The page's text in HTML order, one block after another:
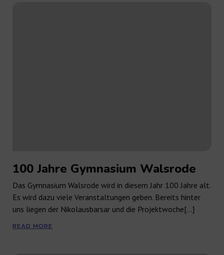
100 Jahre Gymnasium Walsrode
Das Gymnasium Walsrode wird in diesem Jahr 100 Jahre alt.
Es wird dazu viele Veranstaltungen geben. Bereits hinter
uns liegen der Nikolausbarsar und die Projektwoche[…]
READ MORE